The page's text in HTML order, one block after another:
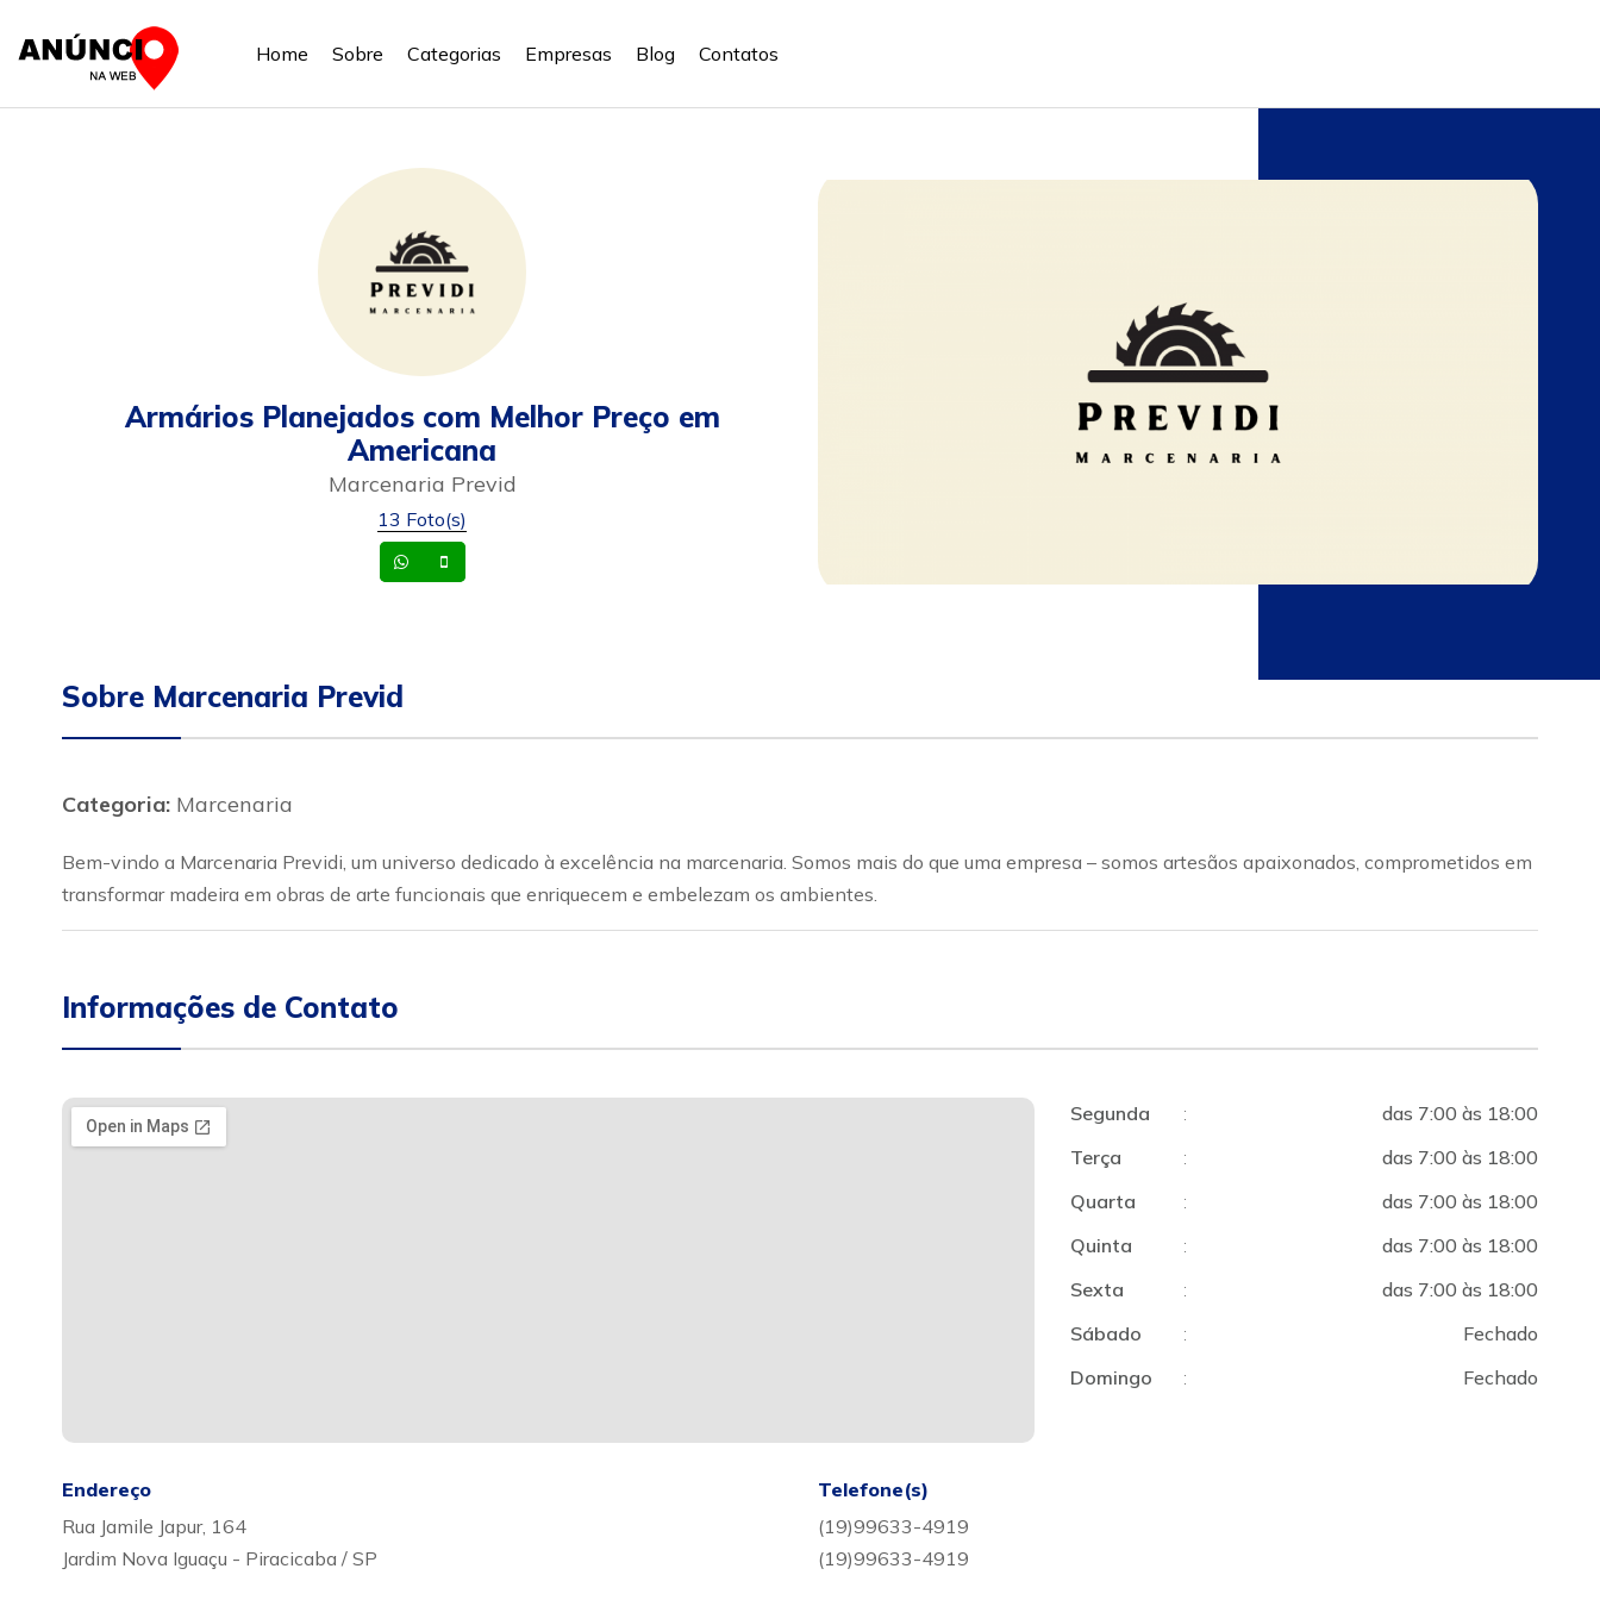
Home Sobre Categorias Empresas Blog Contatos
Armários Planejados com Melhor Preço em
Americana
Marcenaria Previd
13 Foto(s)
Whatsapp
Sobre Marcenaria Previd
Categoria: Marcenaria
Bem-vindo a Marcenaria Previdi, um universo dedicado à excelência na marcenaria. Somos mais do que uma empresa – somos artesãos apaixonados, comprometidos em
transformar madeira em obras de arte funcionais que enriquecem e embelezam os ambientes.
Informações de Contato
Segunda :
das 7:00 às 18:00
Terça
:
das 7:00 às 18:00
Quarta
:
das 7:00 às 18:00
Quinta
:
das 7:00 às 18:00
Sexta
:
das 7:00 às 18:00
Sábado
:
Fechado
Domingo
: Fechado
Endereço
Rua Jamile Japur, 164
Jardim Nova Iguaçu - Piracicaba / SP
Telefone(s)
(19)99633-4919
(19)99633-4919